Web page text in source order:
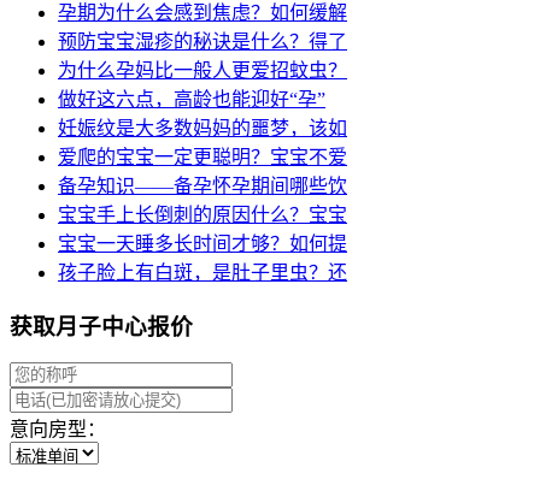
孕期为什么会感到焦虑？如何缓解
预防宝宝湿疹的秘诀是什么？得了
为什么孕妈比一般人更爱招蚊虫？
做好这六点，高龄也能迎好“孕”
妊娠纹是大多数妈妈的噩梦，该如
爱爬的宝宝一定更聪明？宝宝不爱
备孕知识——备孕怀孕期间哪些饮
宝宝手上长倒刺的原因什么？宝宝
宝宝一天睡多长时间才够？如何提
孩子脸上有白斑，是肚子里虫？还
获取月子中心报价
意向房型：